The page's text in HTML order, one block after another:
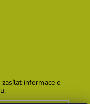
informace o